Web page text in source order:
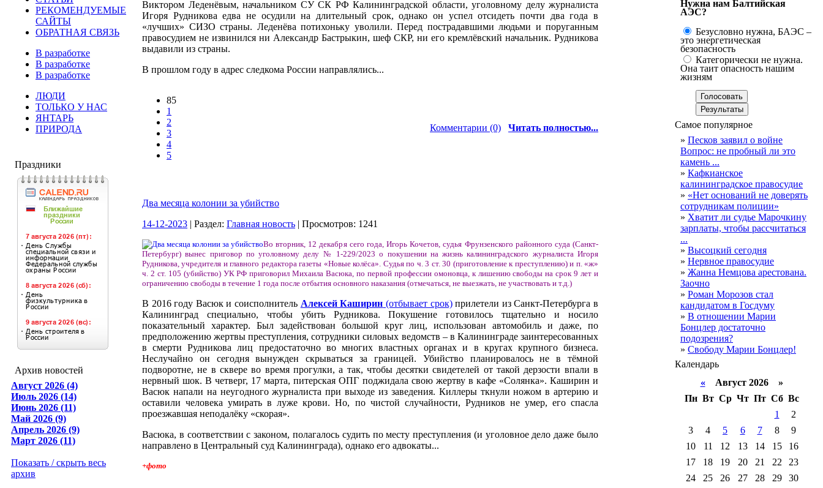
РЕКОМЕНДУЕМЫЕ
САЙТЫ
ОБРАТНАЯ СВЯЗЬ
В разработке
В разработке
В разработке
ЛЮДИ
ТОЛЬКО У НАС
ЯНТАРЬ
ПРИРОДА
Праздники
Архив новостей
Август 2026 (4)
Июль 2026 (14)
Июнь 2026 (11)
Май 2026 (9)
Апрель 2026 (9)
Март 2026 (11)
Показать / скрыть весь
архив
Виктором Леденёвым, начальником СУ СК РФ Калининградской области, уголовному делу журналиста
Игоря Рудникова едва не осудили на длительный срок, однако он успел отсидеть почти два года в
«лучших» СИЗО страны. Леденёва потихоньку уволили. Перед пострадавшими людьми и поруганным
правосудием не извинился ни Александр Бастрыкин, шеф СКР, ни его кремлёвский начальник. Рудникова
выдавили из страны.
В прошлом году в адрес следкома России направлялись...
85
1
2
3
4
5
Комментарии (0) Читать полностью...
Два месяца колонии за убийство
14-12-2023 | Раздел: Главная новость | Просмотров: 1241
Во вторник, 12 декабря сего года, Игорь Кочетов, судья Фрунзенского районного суда (Санкт-
Петербург) вынес приговор по уголовному делу № 1-229/2023 о покушении на жизнь калининградского журналиста Игоря
Рудникова, учредителя и главного редактора газеты «Новые колёса». Судья по ч. 3 ст. 30 (приготовление к преступлению) и п. «ж»
ч. 2 ст. 105 (убийство) УК РФ приговорил Михаила Васюка, по первой профессии омоновца, к лишению свободы на срок 9 лет и
ограничению свободы в течение 1 года после отбытия основного наказания (отмечаться, не выезжать, не участвовать и т.д.)
В 2016 году Васюк и соисполнитель Алексей Каширин (отбывает срок)прилетели из Санкт-Петербурга в
Калининград специально, чтобы убить Рудникова. Покушение готовилось тщательно и носило
показательный характер. Был задействован большой круг лиц, использован автомобиль и даже, по
предположению жертвы преступления, сотрудники силовых ведомств – в Калининграде заинтересованных
в смерти Рудникова лиц предостаточно во многих властных органах и в кругах крупного бизнеса.
Неслучайно он сегодня вынужден скрываться за границей. Убийство планировалось не в тёмной
подворотне, не в сквере во время прогулки, а так, чтобы десятки свидетелей от такой дерзости впали в
нервный шок. В четверг, 17 марта, питерская ОПГ поджидала свою жертву в кафе «Солянка». Каширин и
Васюк напали на неугодного журналиста при выходе из заведения. Киллеры ткнули ножом в артерию и
оставили человека умирать в луже крови. Но, по чистой случайности, Рудников не умер, его спасла
проезжавшая неподалёку «скорая».
Васюка, в соответствии с законом, полагалось судить по месту преступления (и уголовное дело даже было
направлено в Центральный суд Калининграда), однако его адвокаты...
+фото
Нужна нам Балтийская
АЭС?
Безусловно нужна, БАЭС –
это энергетическая
безопасность
Категорически не нужна.
Она таит опасность нашим
жизням
Самое популярное
» Песков заявил о войне
Вопрос: не пробный ли это
камень ...
» Кафкианское
калининградское правосудие
» «Нет оснований не доверять
сотрудникам полиции»
» Хватит ли судье Марочкину
зарплаты, чтобы рассчитаться
...
» Высоцкий сегодня
» Нервное правосудие
» Жанна Немцова арестована.
Заочно
» Роман Морозов стал
кандидатом в Госдуму
» В отношении Марии
Бонцлер достаточно
подозрения?
» Свободу Марии Бонцлер!
Календарь
«Август 2026 »
Пн Вт Ср Чт Пт Сб Вс
1
2
3
4 5 6 7 8
9
10
11 12 13 14 15
16
17
18 19 20 21 22
23
24
25 26 27 28 29
30